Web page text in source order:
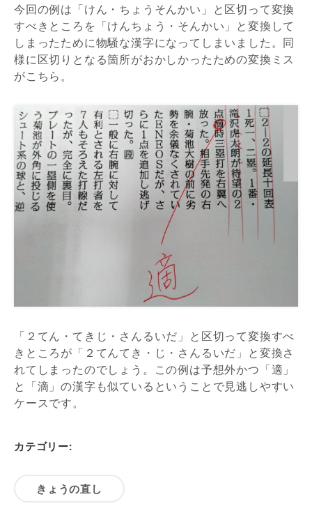
今回の例は「けん・ちょうそんかい」と区切って変換
すべきところを「けんちょう・そんかい」と変換して
しまったために物騒な漢字になってしまいました。同
様に区切りとなる箇所がおかしかったための変換ミス
がこちら。
「２てん・てきじ・さんるいだ」と区切って変換すべ
きところが「２てんてき・じ・さんるいだ」と変換さ
れてしまったのでしょう。この例は予想外かつ「適」
と「滴」の漢字も似ているということで見逃しやすい
ケースです。
カテゴリー:
きょうの直し